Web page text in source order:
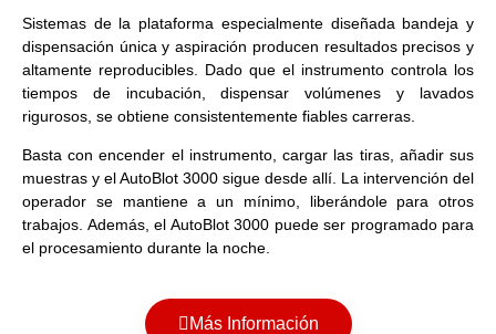
Sistemas de la plataforma especialmente diseñada bandeja y
dispensación única y aspiración producen resultados precisos y
altamente reproducibles. Dado que el instrumento controla los
tiempos de incubación, dispensar volúmenes y lavados
rigurosos, se obtiene consistentemente fiables carreras.
Basta con encender el instrumento, cargar las tiras, añadir sus
muestras y el AutoBlot 3000 sigue desde allí. La intervención del
operador se mantiene a un mínimo, liberándole para otros
trabajos. Además, el AutoBlot 3000 puede ser programado para
el procesamiento durante la noche.
Más Información